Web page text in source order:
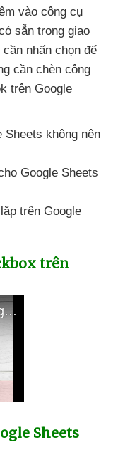
vào công cụ
sẵn trong giao
nhấn chọn để
cần chèn công
trên Google
Sheets không nên
Google Sheets
trên Google
trên
Sheets